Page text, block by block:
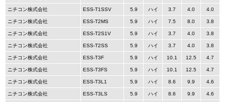
ニチコン株式会社 ESS-T1SSV 5.9 ハイ 3.7 4.0 4.0
ニチコン株式会社 ESS-T2MS 5.9 ハイ 7.5 8.0 3.8
ニチコン株式会社 ESS-T2S1V 5.9 ハイ 3.7 4.0 3.8
ニチコン株式会社 ESS-T2SS 5.9 ハイ 3.7 4.0 3.8
ニチコン株式会社 ESS-T3F 5.9 ハイ 10.1 12.5 4.7
ニチコン株式会社 ESS-T3FS 5.9 ハイ 10.1 12.5 4.7
ニチコン株式会社 ESS-T3L1 5.9 ハイ 8.6 9.9 4.6
ニチコン株式会社 ESS-T3LS 5.9 ハイ 8.6 9.9 4.6